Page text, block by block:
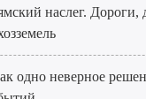
наслег. Дороги,
одно неверное